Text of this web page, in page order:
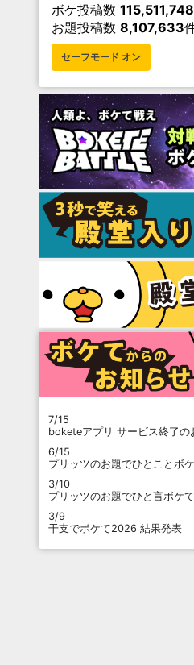
ボケ投稿数 115,511,748
お題投稿数 8,107,633
セーフモード オン
7/15
boketeアプリ サービス終了の
6/15
プリッツのお題でひとことボ
3/10
プリッツのお題でひと言ボケ
3/9
干支でボケて2026 結果発表